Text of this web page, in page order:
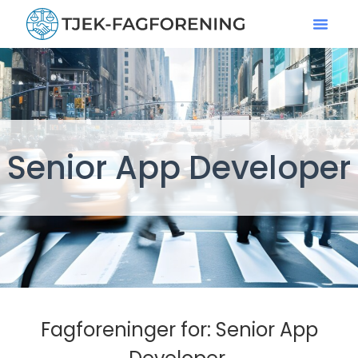
Senior App Developer
Fagforeninger for: Senior App